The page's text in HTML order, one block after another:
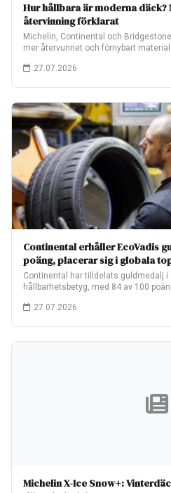
Hur hållbara är moderna
återvinning förklarat
Michelin, Continental och
mer återvunnet och förnybart
27.07.2026
Continental erhåller EcoVadis
poäng, placerar sig i globala
Continental har tilldelats guldmedalj i
hållbarhetsbetyg, med 84 av 100
27.07.2026
Michelin X-Ice Snow+: